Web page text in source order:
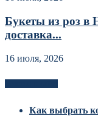
Букеты из роз в
доставка...
16 июля, 2026
Как выбрать